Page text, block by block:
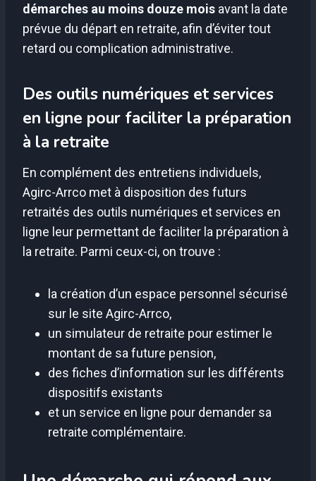
démarches au moins douze mois avant la date
prévue du départ en retraite, afin d’éviter tout
retard ou complication administrative.
Des outils numériques et services
en ligne pour faciliter la préparation
à la retraite
En complément des entretiens individuels,
Agirc-Arrco met à disposition des futurs
retraités des outils numériques et services en
ligne leur permettant de faciliter la préparation à
la retraite. Parmi ceux-ci, on trouve :
la création d’un espace personnel sécurisé
sur le site Agirc-Arrco,
un simulateur de retraite pour estimer le
montant de sa future pension,
des fiches d’information sur les différents
dispositifs existants
et un service en ligne pour demander sa
retraite complémentaire.